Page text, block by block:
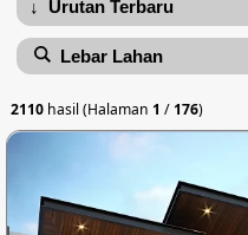
Lebar Lahan
2110 hasil (Halaman 1 / 176)